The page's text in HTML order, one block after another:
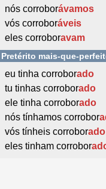
nós corroborávamos
vós corroboráveis
eles corroboravam
Pretérito mais-que-
eu tinha corroborado
tu tinhas corroborado
ele tinha corroborado
nós tínhamos corrobor
vós tínheis corroborado
eles tinham corrobor